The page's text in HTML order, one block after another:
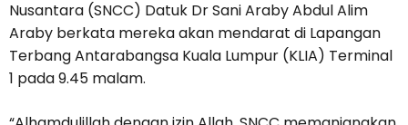
Nusantara (SNCC) Datuk Dr Sani Araby Abdul Alim
Araby berkata mereka akan mendarat di Lapangan
Terbang Antarabangsa Kuala Lumpur (KLIA) Terminal
1 pada 9.45 malam.